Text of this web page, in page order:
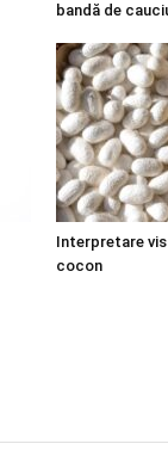
bandă de
Interpretare
cocon